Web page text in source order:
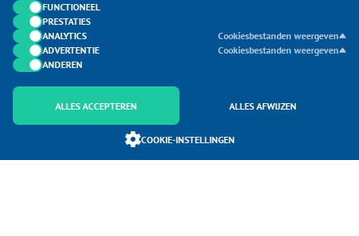
CONTACTEN
Onderdeel van Duijvelaar E-commerce
FUNCTIONEEL
PRESTATIES
ANALYTICS
Cookiesbestanden weergeven
ADVERTENTIE
Cookiesbestanden weergeven
ANDEREN
ALLES ACCEPTEREN ALLES AFWIJZEN
COOKIE-INSTELLINGEN